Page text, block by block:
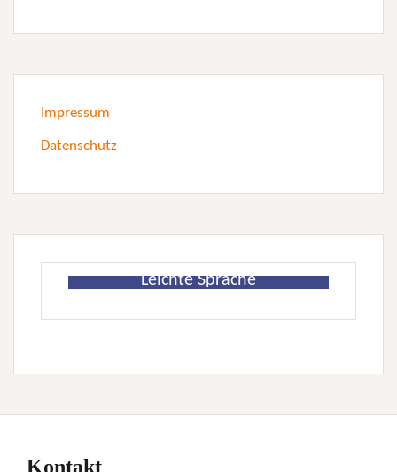
Impressum
Datenschutz
Leichte Sprache
Kontakt